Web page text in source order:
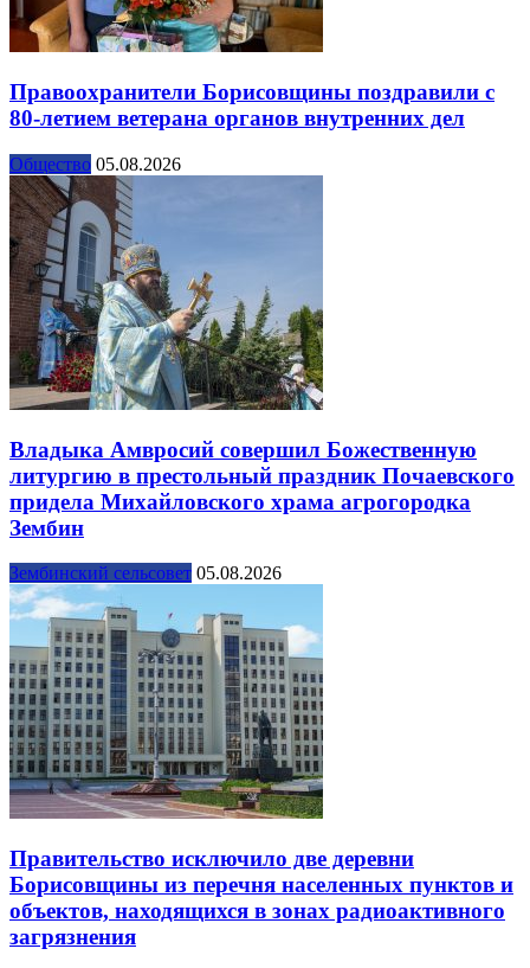
Правоохранители Борисовщины поздравили с
80-летием ветерана органов внутренних дел
Общество 05.08.2026
Владыка Амвросий совершил Божественную
литургию в престольный праздник Почаевского
придела Михайловского храма агрогородка
Зембин
Зембинский сельсовет 05.08.2026
Правительство исключило две деревни
Борисовщины из перечня населенных пунктов и
объектов, находящихся в зонах радиоактивного
загрязнения